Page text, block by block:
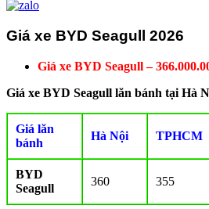
Giá xe BYD Seagull 2026
Giá xe BYD Seagull –
Giá xe BYD Seagull lăn bánh tại Hà
Giá lăn
bánh
Hà Nội TPHCM
BYD
Seagull
360 355